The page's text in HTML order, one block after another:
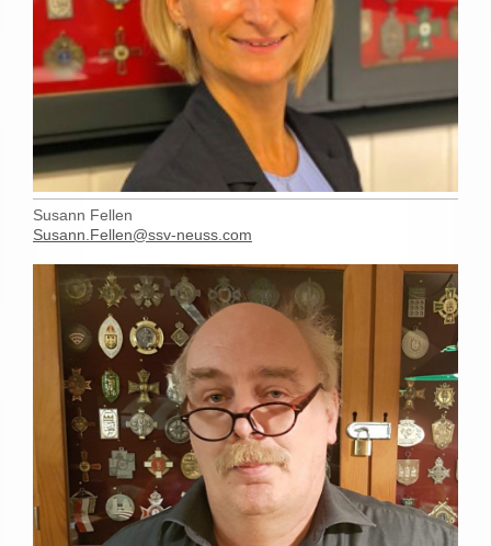
Susann Fellen
Susann.Fellen@ssv-neuss.com